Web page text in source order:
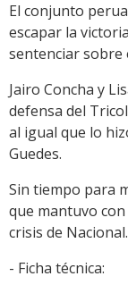
El conjunto
escapar la
sentenciar sobre
Jairo Concha y
defensa del
al igual que lo
Guedes.
Sin tiempo para
que mantuvo
crisis de Nacional.
- Ficha técnica: